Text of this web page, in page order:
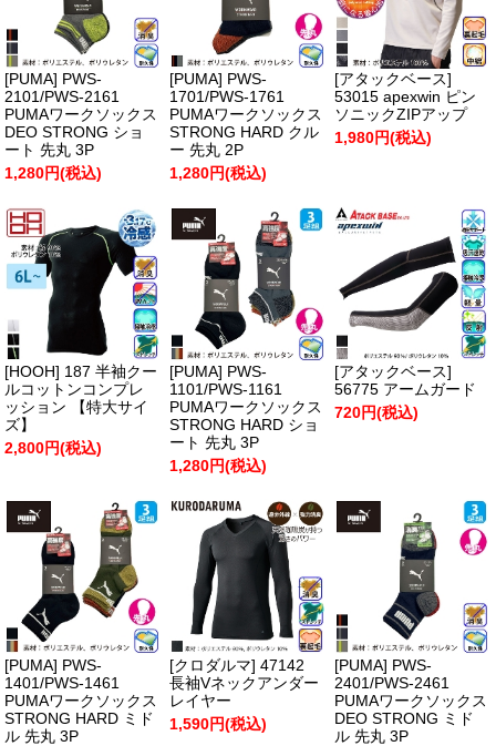
[PUMA] PWS-
2101/PWS-2161
PUMAワークソックス
DEO STRONG ショ
ート 先丸 3P
1,280円(税込)
[PUMA] PWS-
1701/PWS-1761
PUMAワークソックス
STRONG HARD クル
ー 先丸 2P
1,280円(税込)
[アタックベース]
53015 apexwin ピン
ソニックZIPアップ
1,980円(税込)
[HOOH] 187 半袖クー
ルコットンコンプレ
ッション 【特大サイ
ズ】
2,800円(税込)
[PUMA] PWS-
1101/PWS-1161
PUMAワークソックス
STRONG HARD ショ
ート 先丸 3P
1,280円(税込)
[アタックベース]
56775 アームガード
720円(税込)
[PUMA] PWS-
1401/PWS-1461
PUMAワークソックス
STRONG HARD ミド
ル 先丸 3P
[クロダルマ] 47142
長袖Vネックアンダー
レイヤー
1,590円(税込)
[PUMA] PWS-
2401/PWS-2461
PUMAワークソックス
DEO STRONG ミド
ル 先丸 3P